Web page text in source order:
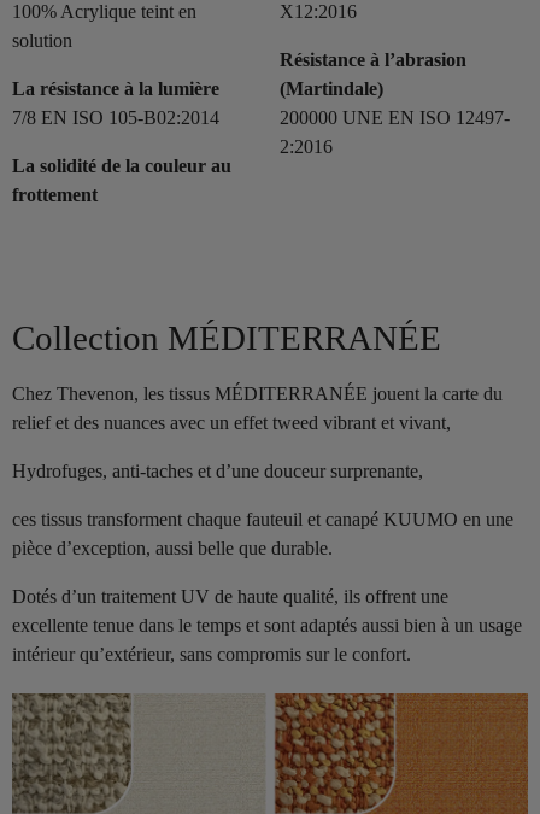
100% Acrylique teint en
solution
La résistance à la lumière
7/8 EN ISO 105-B02:2014
La solidité de la couleur au
frottement
X12:2016
Résistance à l’abrasion
(Martindale)
200000 UNE EN ISO 12497-
2:2016
Collection MÉDITERRANÉE
Chez Thevenon, les tissus MÉDITERRANÉE jouent la carte du
relief et des nuances avec un effet tweed vibrant et vivant,
Hydrofuges, anti-taches et d’une douceur surprenante,
ces tissus transforment chaque fauteuil et canapé KUUMO en une
pièce d’exception, aussi belle que durable.
Dotés d’un traitement UV de haute qualité, ils offrent une
excellente tenue dans le temps et sont adaptés aussi bien à un usage
intérieur qu’extérieur, sans compromis sur le confort.